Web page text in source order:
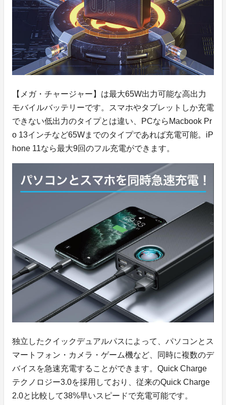
【メガ・チャージャー】は最大65W出力可能な高出力
モバイルバッテリーです。スマホやタブレットしか充電
できない低出力のタイプとは違い、PCならMacbook Pr
o 13インチなど65Wまでのタイプであれば充電可能。iP
hone 11なら最大9回のフル充電ができます。
独立したクイックデュアルパスによって、パソコンとス
マートフォン・カメラ・ゲーム機など、同時に複数のデ
バイスを急速充電することができます。Quick Charge
テクノロジー3.0を採用しており、従来のQuick Charge
2.0と比較して38%早いスピードで充電可能です。